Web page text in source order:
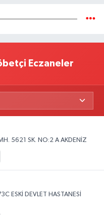
Eczaneler
5621 SK. NO:2 A AKDENİZ
ESKİ DEVLET HASTANESİ